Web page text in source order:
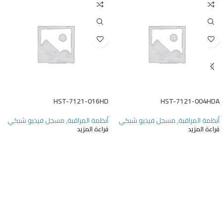
HST-7121-004HDA
أنظمة المراقبة,مسجل فيديو شبكي
قراءة المزيد
HST-7121-016HD
أنظمة المراقبة,مسجل فيديو شبكي
قراءة المزيد